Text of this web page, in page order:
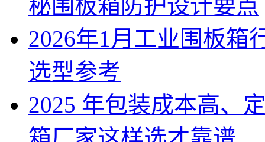
秘围板箱防护设计要点
2026年1月工业围板箱
选型参考
2025 年包装成本高、